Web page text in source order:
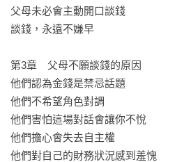
父母未必會主動開口談錢
談錢，永遠不嫌早
第3章　父母不願談錢的原因
他們認為金錢是禁忌話題
他們不希望角色對調
他們害怕這場對話會讓你不悅
他們擔心會失去自主權
他們對自己的財務狀況感到羞愧